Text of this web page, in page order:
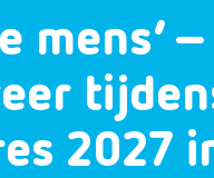
mens’
2027